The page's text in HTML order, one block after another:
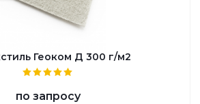
Геоком Д 300 г/м2
по запросу